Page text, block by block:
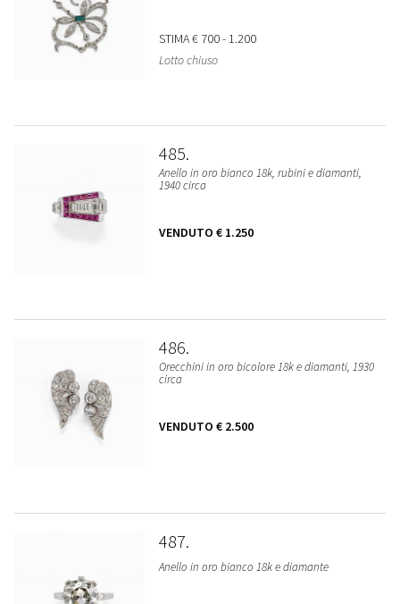
STIMA€ 700 - 1.200
Lotto chiuso
485
Anello in oro bianco 18k, rubini e diamanti,
1940 circa
VENDUTO € 1.250
486
Orecchini in oro bicolore 18k e diamanti, 1930
circa
VENDUTO € 2.500
487
Anello in oro bianco 18k e diamante